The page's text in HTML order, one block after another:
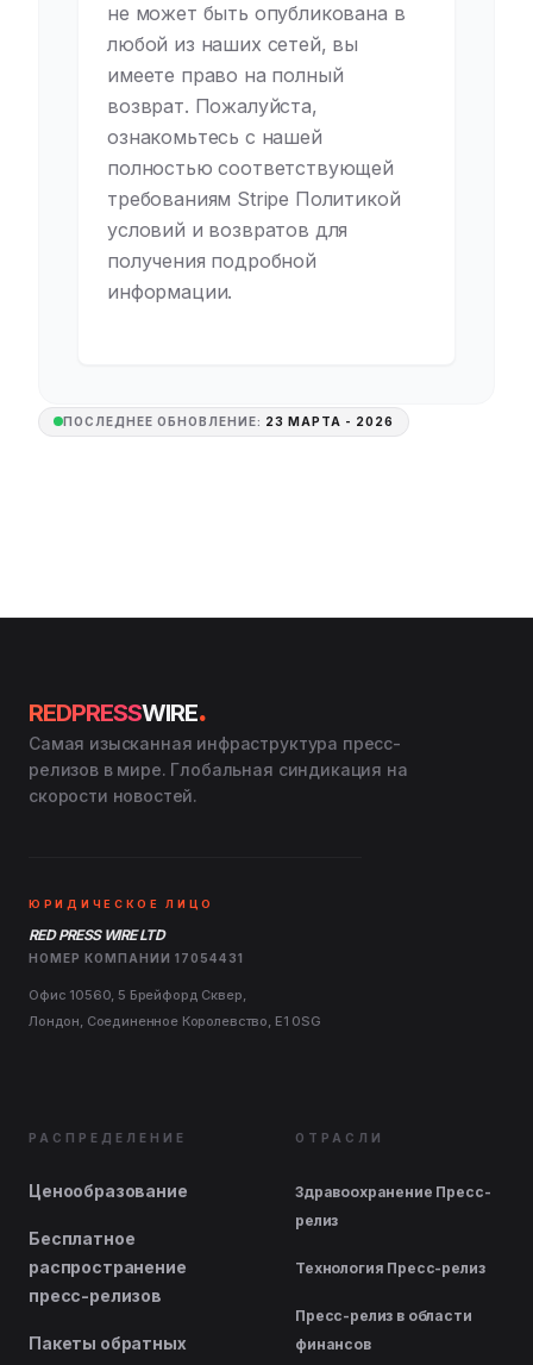
не может быть опубликована в
любой из наших сетей, вы
имеете право на полный
возврат. Пожалуйста,
ознакомьтесь с нашей
полностью соответствующей
требованиям Stripe Политикой
условий и возвратов для
получения подробной
информации.
ПОСЛЕДНЕЕ ОБНОВЛЕНИЕ: 23 МАРТА - 2026
REDPRESSWIRE.
Самая изысканная инфраструктура пресс-
релизов в мире. Глобальная синдикация на
скорости новостей.
ЮРИДИЧЕСКОЕ ЛИЦО
RED PRESS WIRE LTD
НОМЕР КОМПАНИИ 17054431
Офис 10560, 5 Брейфорд Сквер,
Лондон, Соединенное Королевство, E1 0SG
РАСПРЕДЕЛЕНИЕ
Ценообразование
Бесплатное
распространение
пресс-релизов
Пакеты обратных
ОТРАСЛИ
Здравоохранение Пресс-
релиз
Технология Пресс-релиз
Пресс-релиз в области
финансов